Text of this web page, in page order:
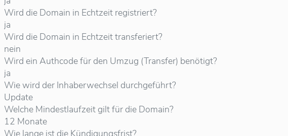
Wird die Domain in Echtzeit registriert?
ja
Wird die Domain in Echtzeit transferiert?
nein
Wird ein Authcode für den Umzug (Transfer) benötigt?
ja
Wie wird der Inhaberwechsel durchgeführt?
Update
Welche Mindestlaufzeit gilt für die Domain?
12 Monate
Wie lange ist die Kündigungsfrist?